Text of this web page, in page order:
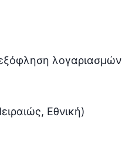
λογαριασμών
Εθνική)